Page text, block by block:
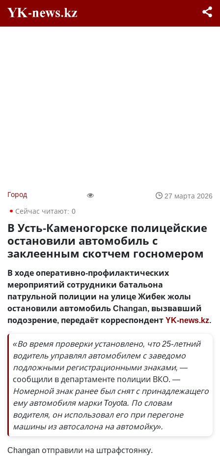
Город
27 марта 2026
Сейчас читают: 0
В Усть-Каменогорске полицейские
остановили автомобиль с
заклеенным скотчем госномером
В ходе оперативно-профилактических
мероприятий сотрудники батальона
патрульной полиции на улице Жибек жолы
остановили автомобиль Changan, вызвавший
подозрение, передаёт корреспондентYK-news.kz.
«Во время проверки установлено, что 25-летний
водитель управлял автомобилем с заведомо
подложными регистрационными знаками, —
сообщили в департаменте полиции ВКО. —
Номерной знак ранее был снят с принадлежащего
ему автомобиля марки Toyota. По словам
водителя, он использовал его при перегоне
машины из автосалона на автомойку».
Changan отправили на штрафстоянку.